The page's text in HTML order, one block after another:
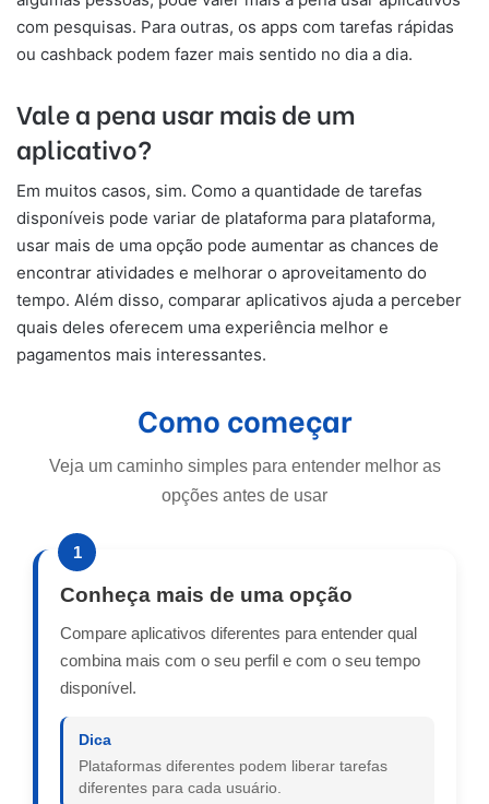
com pesquisas. Para outras, os apps com tarefas rápidas
ou cashback podem fazer mais sentido no dia a dia.
Vale a pena usar mais de um
aplicativo?
Em muitos casos, sim. Como a quantidade de tarefas
disponíveis pode variar de plataforma para plataforma,
usar mais de uma opção pode aumentar as chances de
encontrar atividades e melhorar o aproveitamento do
tempo. Além disso, comparar aplicativos ajuda a perceber
quais deles oferecem uma experiência melhor e
pagamentos mais interessantes.
Como começar
Veja um caminho simples para entender melhor as
opções antes de usar
1
Conheça mais de uma opção
Compare aplicativos diferentes para entender qual
combina mais com o seu perfil e com o seu tempo
disponível.
Dica
Plataformas diferentes podem liberar tarefas
diferentes para cada usuário.